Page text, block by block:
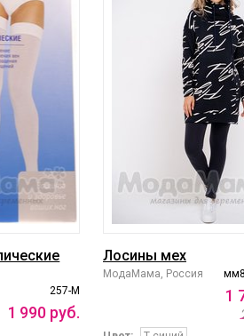
257-М
1 990 руб.
Лосины мех
МодаМама, Россия
1